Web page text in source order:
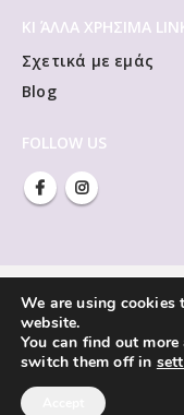
ΚΙ ΆΛΛΑ ΧΡΗΣΙΜΑ
Σχετικά με εμάς
Blog
FOLLOW US
Vivliorama © Copyright
We are using cookies
website.
You can find out
switch them off in